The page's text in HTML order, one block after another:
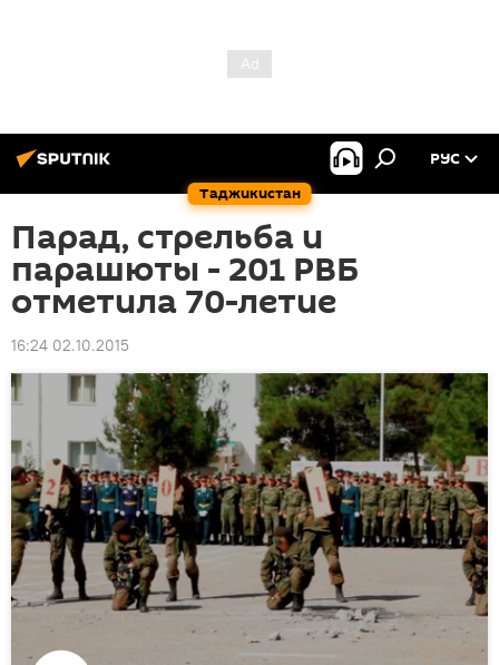
Таджикистан
РУС
Парад, стрельба и
парашюты - 201 РВБ
отметила 70-летие
16:24 02.10.2015